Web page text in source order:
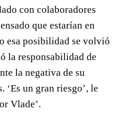
con colaboradores
que estarían en
esa posibilidad se volvió
la responsabilidad de
la negativa de su
‘Es un gran riesgo’, le
Vlade’.